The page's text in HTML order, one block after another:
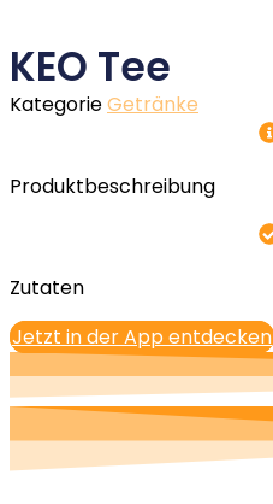
KEO Tee
KategorieGetränke
Produktbeschreibung
Zutaten
Jetzt in der App entdecken